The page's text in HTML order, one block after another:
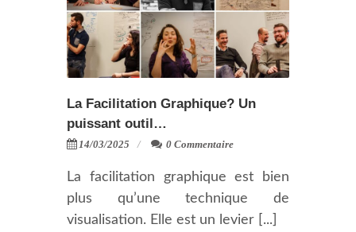
La Facilitation Graphique? Un
puissant outil…
14/03/2025 0 Commentaire
La facilitation graphique est bien
plus qu’une technique de
visualisation. Elle est un levier [...]